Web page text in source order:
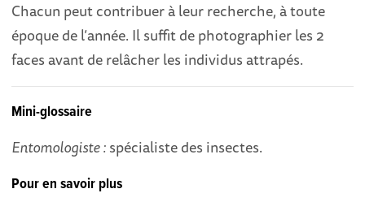
Chacun peut contribuer à leur recherche, à toute
époque de l’année. Il suffit de photographier les 2
faces avant de relâcher les individus attrapés.
Mini-glossaire
Entomologiste :spécialiste des insectes.
Pour en savoir plus